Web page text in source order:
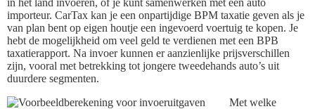
in het land invoeren, of je kunt samenwerken met een auto
importeur. CarTax kan je een onpartijdige BPM taxatie geven als je
van plan bent op eigen houtje een ingevoerd voertuig te kopen. Je
hebt de mogelijkheid om veel geld te verdienen met een BPB
taxatierapport. Na invoer kunnen er aanzienlijke prijsverschillen
zijn, vooral met betrekking tot jongere tweedehands auto’s uit
duurdere segmenten.
Met welke